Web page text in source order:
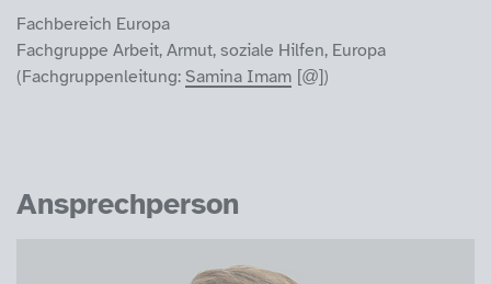
Fachbereich Europa
Fachgruppe Arbeit, Armut, soziale Hilfen, Europa
(Fachgruppenleitung: Samina Imam )
Ansprechperson